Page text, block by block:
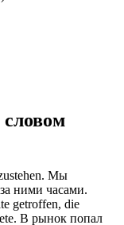
Мы
ними часами.
getroffen, die
В рынок попал